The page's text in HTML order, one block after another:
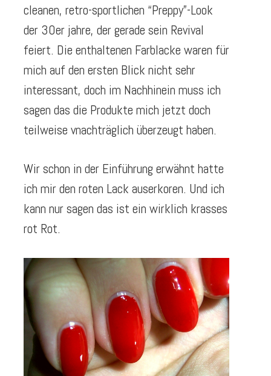
cleanen, retro-sportlichen “Preppy”-Look
der 30er jahre, der gerade sein Revival
feiert. Die enthaltenen Farblacke waren für
mich auf den ersten Blick nicht sehr
interessant, doch im Nachhinein muss ich
sagen das die Produkte mich jetzt doch
teilweise vnachträglich überzeugt haben.
Wir schon in der Einführung erwähnt hatte
ich mir den roten Lack auserkoren. Und ich
kann nur sagen das ist ein wirklich krasses
rot Rot.